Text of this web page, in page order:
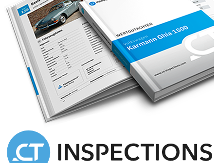
information but errors may occur. Please check with a salesperson.